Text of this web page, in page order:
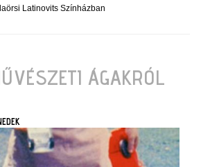
Latinovits Színházban
ÁGAKRÓL